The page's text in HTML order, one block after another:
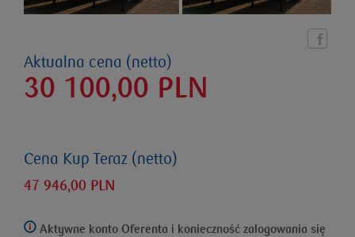
Aktualna cena (netto)
30 100,00 PLN
Cena Kup Teraz (netto)
47 946,00 PLN
Aktywne konto Oferenta i konieczność zalogowania się